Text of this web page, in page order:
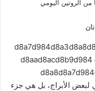
لبعض الأبراج، بل هي جزء